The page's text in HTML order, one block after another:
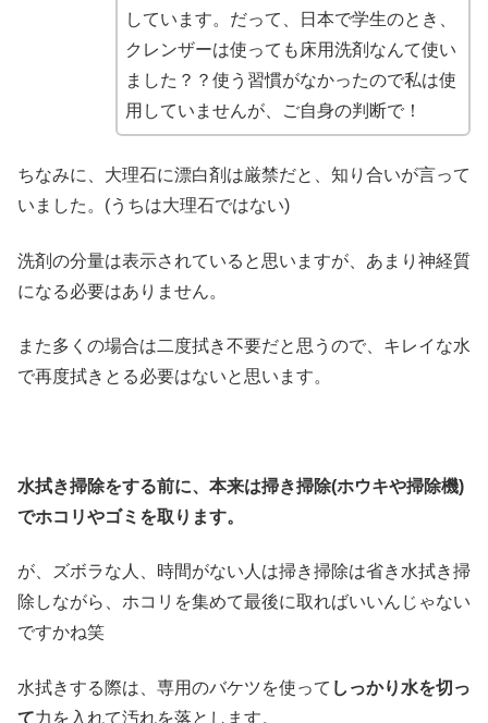
しています。だって、日本で学生のとき、
クレンザーは使っても床用洗剤なんて使い
ました？？使う習慣がなかったので私は使
用していませんが、ご自身の判断で！
ちなみに、大理石に漂白剤は厳禁だと、知り合いが言って
いました。(うちは大理石ではない)
洗剤の分量は表示されていると思いますが、あまり神経質
になる必要はありません。
また多くの場合は二度拭き不要だと思うので、キレイな水
で再度拭きとる必要はないと思います。
水拭き掃除をする前に、本来は掃き掃除(ホウキや掃除機)
でホコリやゴミを取ります。
が、ズボラな人、時間がない人は掃き掃除は省き水拭き掃
除しながら、ホコリを集めて最後に取ればいいんじゃない
ですかね笑
水拭きする際は、専用のバケツを使って しっかり水を切っ
て力を入れて汚れを落とします。